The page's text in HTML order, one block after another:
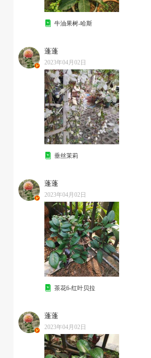
牛油果树-哈斯
蓬蓬
2023年04月02日
垂丝茉莉
蓬蓬
2023年04月02日
茶花6-红叶贝拉
蓬蓬
2023年04月02日